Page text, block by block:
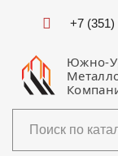
+7 (351)
Южно-